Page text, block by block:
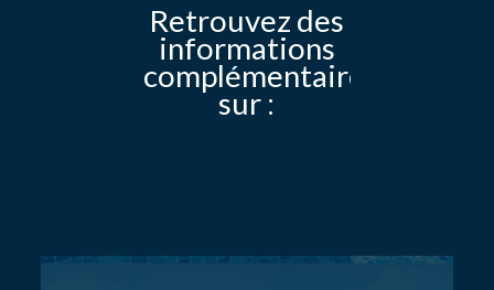
Retrouvez des
informations
complémentaires
sur :